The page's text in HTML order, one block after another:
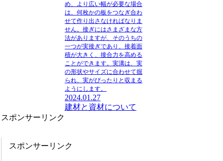
め、より広い幅が必要な場合
は、何枚かの板をつなぎ合わ
せて作り出さなければなりま
せん。接ぎにはさまざまな方
法がありますが、そのうちの
一つが実接ぎであり、接着面
積が大きく、接合力を高める
ことができます。実溝は、実
の形状やサイズに合わせて掘
られ、実がぴったりと収まる
ようにします。
2024.01.27
建材と資材について
スポンサーリンク
スポンサーリンク